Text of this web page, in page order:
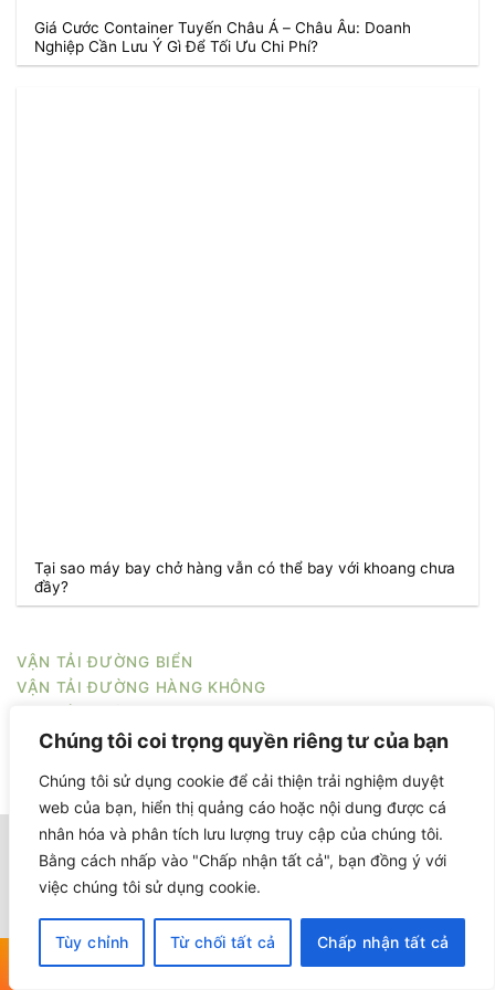
Chúng tôi coi trọng quyền riêng tư của bạn
Chúng tôi sử dụng cookie để cải thiện trải nghiệm duyệt
web của bạn, hiển thị quảng cáo hoặc nội dung được cá
nhân hóa và phân tích lưu lượng truy cập của chúng tôi.
Bằng cách nhấp vào "Chấp nhận tất cả", bạn đồng ý với
việc chúng tôi sử dụng cookie.
Tùy chỉnh Từ chối tất cả Chấp nhận tất cả
Giá Cước Container Tuyến Châu Á – Châu Âu: Doanh
Nghiệp Cần Lưu Ý Gì Để Tối Ưu Chi Phí?
Tại sao máy bay chở hàng vẫn có thể bay với khoang chưa
đầy?
VẬN TẢI ĐƯỜNG BIỂN
VẬN TẢI ĐƯỜNG HÀNG KHÔNG
Best Logistics Việt Nam là đơn vị cung cấp giải pháp
Hỗ trợ tư vấn Hỗ trợ